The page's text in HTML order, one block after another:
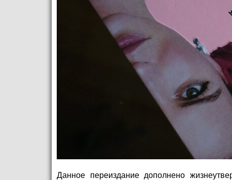
Данное переиздание дополнено